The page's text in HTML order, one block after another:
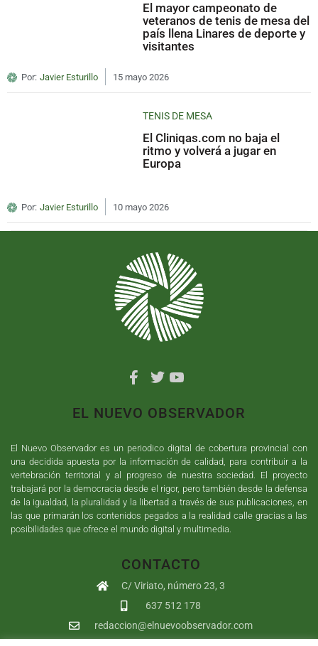
El mayor campeonato de
veteranos de tenis de mesa del
país llena Linares de deporte y
visitantes
Por: Javier Esturillo 15 mayo 2026
TENIS DE MESA
El Cliniqas.com no baja el
ritmo y volverá a jugar en
Europa
Por: Javier Esturillo 10 mayo 2026
EL NUEVO OBSERVADOR
El Nuevo Observador es un periodico digital de cobertura provincial con
una decidida apuesta por la información de calidad, para contribuir a la
vertebración territorial y al progreso de nuestra sociedad. El proyecto
trabajará por la democracia desde el rigor, pero también desde la defensa
de la igualdad, la pluralidad y la libertad a través de sus publicaciones, en
las que primarán los contenidos pegados a la realidad calle gracias a las
posibilidades que ofrece el mundo digital y multimedia.
CONTACTO
C/ Viriato, número 23, 3
637 512 178
redaccion@elnuevoobservador.com